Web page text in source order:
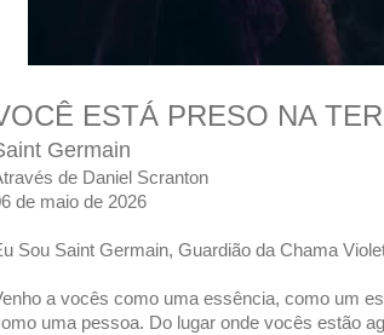
ESTÁ PRESO NA
Germain
de Daniel Scranton
de maio de 2026
Sou Saint Germain, Guardião da Chama
a vocês como uma essência, como um
uma pessoa. Do lugar onde vocês estão